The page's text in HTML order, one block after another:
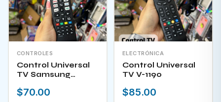
CONTROLES
Control Universal
TV Samsung
$70.00
ELECTRÓNICA
Control Universal
TV V-1190
$85.00